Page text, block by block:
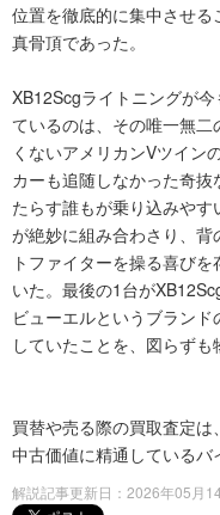
位置を徹底的に集中させ
真骨頂であった。
XB12Scgライトニングが
ているのは、その唯一無
くないアメリカンVツイン
カーも追随しなかった奇
たらす誰もが乗り込みや
が絶妙に組み合わさり、
トファイターを操る喜び
いた。最後の1台が
ビューエルというブラン
していたことを、図らずも
買替や売る際の買取査定
中古価値に精通しているバ
解説記事更新日：2026年05月